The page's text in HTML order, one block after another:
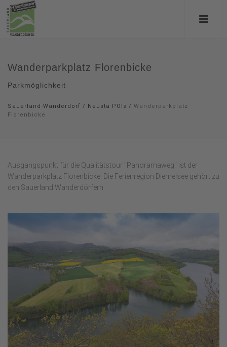
Wanderparkplatz Florenbicke
Parkmöglichkeit
Sauerland-Wanderdorf / Neusta POIs / Wanderparkplatz
Florenbicke
Ausgangspunkt für die Qualitätstour "Panoramaweg" ist der
Wanderparkplatz Florenbicke. Die Ferienregion Diemelsee gehört zu
den Sauerland Wanderdörfern.